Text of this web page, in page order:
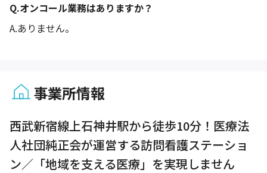
Q.オンコール業務はありますか？
A.ありません。
事業所情報
西武新宿線上石神井駅から徒歩10分！医療法
人社団純正会が運営する訪問看護ステーショ
ン／「地域を支える医療」を実現しません